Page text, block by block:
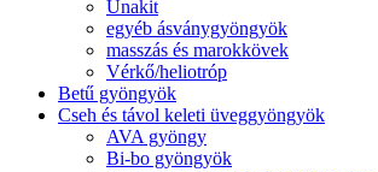
Unakit
egyéb ásványgyöngyök
masszás és marokkövek
Vérkő/heliotróp
Betű gyöngyök
Cseh és távol keleti üveggyöngyök
AVA gyöngy
Bi-bo gyöngyök